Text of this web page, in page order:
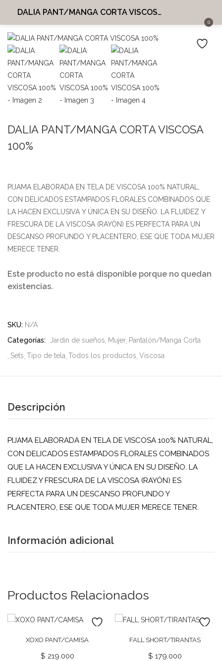
DALIA PANT/MANGA CORTA VISCOSA 100%
0
MI CUENTA
INGRESAR REGISTRARME
BUSCAR EN:
DALIA PANT/MANGA CORTA VISCOSA
100%
PIJAMA ELABORADA EN TELA DE VISCOSA 100% NATURAL,
CON DELICADOS ESTAMPADOS FLORALES COMBINADOS QUE
LA HACEN EXCLUSIVA Y ÚNICA EN SU DISEÑO. LA FLUIDEZ Y
FRESCURA DE LA VISCOSA (RAYÓN) ES PERFECTA PARA UN
DESCANSO PROFUNDO Y PLACENTERO, ESE QUE TODA MUJER
MERECE TENER.
Este producto no está disponible porque no quedan
existencias.
SKU: N/A
Categorías:
Jardín de sueños Mujer Pantalón/Manga Corta
Sets Tipo de tela Todos los productos Viscosa
Descripción
PIJAMA ELABORADA EN TELA DE VISCOSA 100% NATURAL,
CON DELICADOS ESTAMPADOS FLORALES COMBINADOS
QUE LA HACEN EXCLUSIVA Y ÚNICA EN SU DISEÑO. LA
FLUIDEZ Y FRESCURA DE LA VISCOSA (RAYÓN) ES
PERFECTA PARA UN DESCANSO PROFUNDO Y
PLACENTERO, ESE QUE TODA MUJER MERECE TENER.
Información adicional
Productos Relacionados
XOXO PANT/CAMISA
$ 219.000
FALL SHORT/TIRANTAS
$ 179.000